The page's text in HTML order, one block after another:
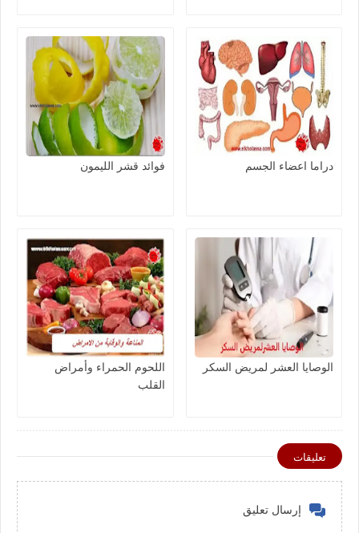
دراما اعضاء الجسم فوائد قشر الليمون
الوصايا العشر لمريض السكر
اللحوم الحمراء وأمراض
القلب
تعليقات
إرسال تعليق